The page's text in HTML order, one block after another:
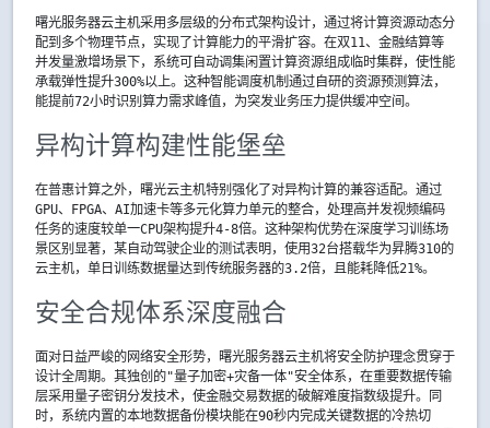
曙光服务器云主机采用多层级的分布式架构设计，通过将计算资源动态分
配到多个物理节点，实现了计算能力的平滑扩容。在双11、金融结算等
并发量激增场景下，系统可自动调集闲置计算资源组成临时集群，使性能
承载弹性提升300%以上。这种智能调度机制通过自研的资源预测算法，
能提前72小时识别算力需求峰值，为突发业务压力提供缓冲空间。
异构计算构建性能堡垒
在普惠计算之外，曙光云主机特别强化了对异构计算的兼容适配。通过
GPU、FPGA、AI加速卡等多元化算力单元的整合，处理高并发视频编码
任务的速度较单一CPU架构提升4-8倍。这种架构优势在深度学习训练场
景区别显著，某自动驾驶企业的测试表明，使用32台搭载华为昇腾310的
云主机，单日训练数据量达到传统服务器的3.2倍，且能耗降低21%。
安全合规体系深度融合
面对日益严峻的网络安全形势，曙光服务器云主机将安全防护理念贯穿于
设计全周期。其独创的"量子加密+灾备一体"安全体系，在重要数据传输
层采用量子密钥分发技术，使金融交易数据的破解难度指数级提升。同
时，系统内置的本地数据备份模块能在90秒内完成关键数据的冷热切